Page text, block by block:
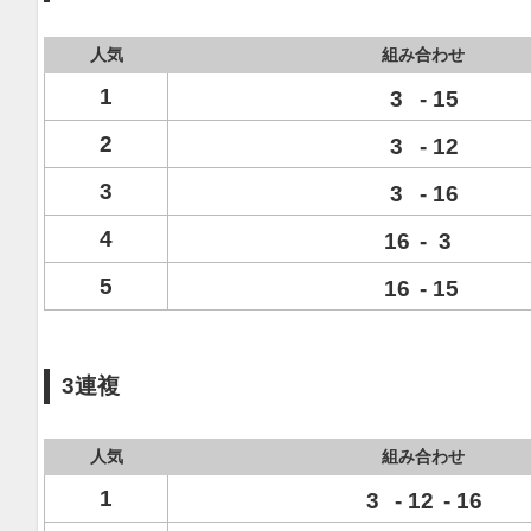
人気 組み合わせ
1 3 - 15
2
3 - 12
3
3 - 16
4
16 - 3
5
16 - 15
3連複
人気 組み合わせ
1 3 - 12 - 16